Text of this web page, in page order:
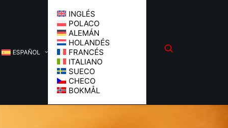
ESPAÑOL
INGLÉS
POLACO
ALEMÁN
HOLANDÉS
FRANCÉS
ITALIANO
SUECO
CHECO
BOKMÅL